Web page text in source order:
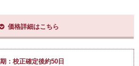
価格詳細はこちら
： 校正確定後約50日